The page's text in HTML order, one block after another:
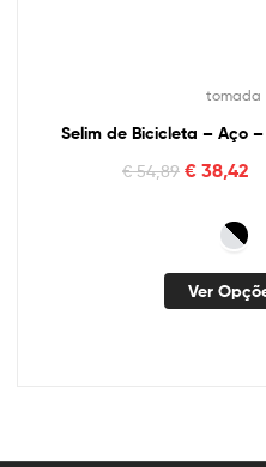
tomada
Selim de Bicicleta – Aço
€54,89 € 38,42
Ver